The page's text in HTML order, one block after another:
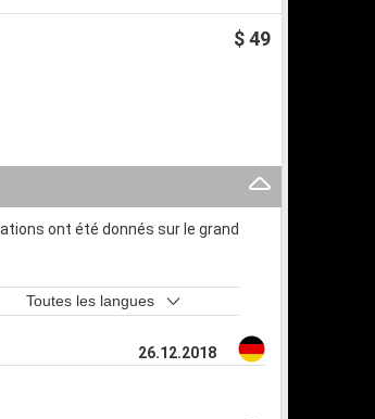
$ 49
ont été donnés sur le grand
Toutes les langues
26.12.2018